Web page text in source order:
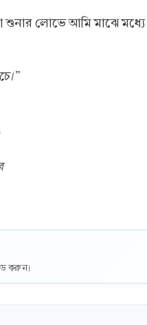
শুনার লোভে আমি মাঝে মধ্যে
করুন।